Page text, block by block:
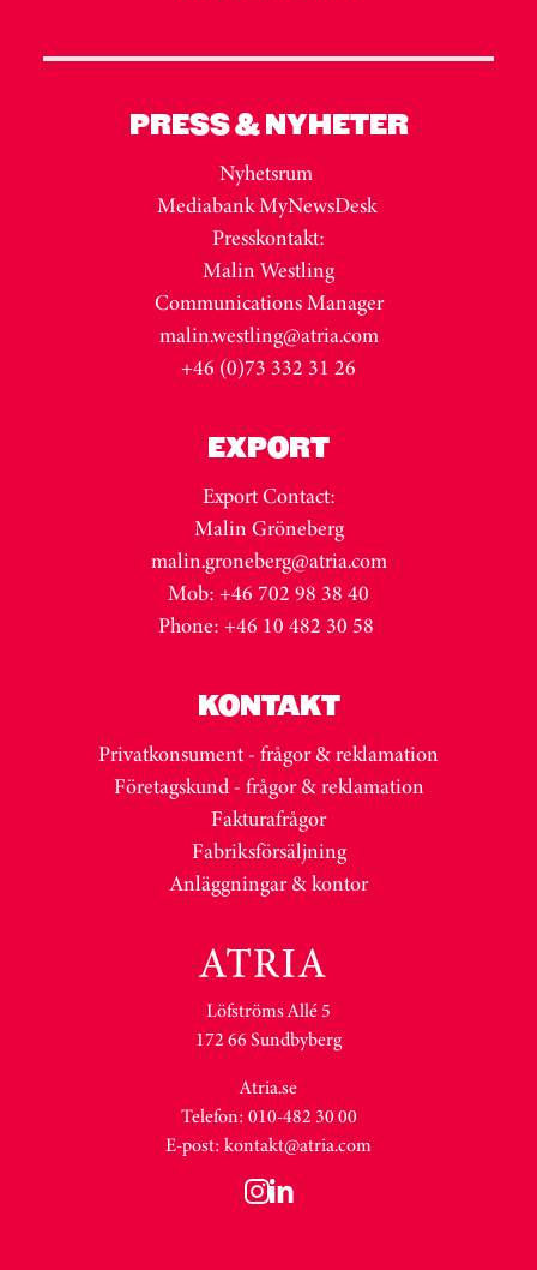
PRESS & NYHETER
Nyhetsrum
Mediabank MyNewsDesk
Presskontakt:
Malin Westling
Communications Manager
malin.westling@atria.com
+46 (0)73 332 31 26
EXPORT
Export Contact:
Malin Gröneberg
malin.groneberg@atria.com
Mob: +46 702 98 38 40
Phone: +46 10 482 30 58
KONTAKT
Privatkonsument - frågor & reklamation
Företagskund - frågor & reklamation
Fakturafrågor
Fabriksförsäljning
Anläggningar & kontor
Löfströms Allé 5
172 66 Sundbyberg
Atria.se
Telefon: 010-482 30 00
E-post: kontakt@atria.com